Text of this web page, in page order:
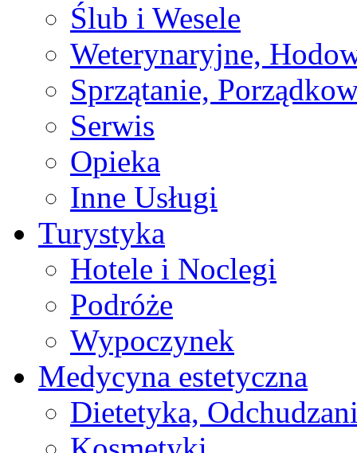
Ślub i Wesele
Weterynaryjne,
Sprzątanie,
Serwis
Opieka
Inne Usługi
Turystyka
Hotele i Noclegi
Podróże
Wypoczynek
Medycyna estetyczna
Dietetyka,